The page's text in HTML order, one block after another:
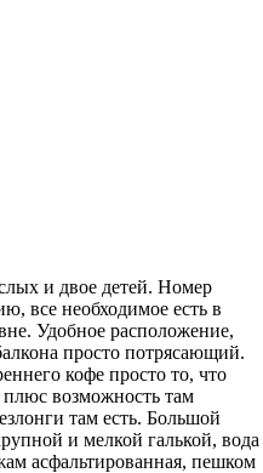
и двое детей. Номер
все необходимое есть в
Удобное расположение,
просто потрясающий.
кофе просто то, что
возможность там
там есть. Большой
и мелкой галькой, вода
асфальтированная, пешком